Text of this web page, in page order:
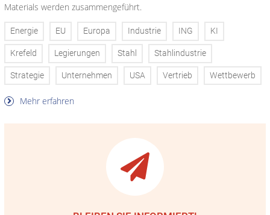
Materials werden zusammengeführt.
Energie EU Europa Industrie ING KI
Krefeld Legierungen Stahl Stahlindustrie
Strategie Unternehmen USA Vertrieb Wettbewerb
Mehr erfahren